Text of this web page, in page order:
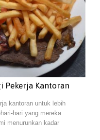
Pekerja Kantoran
kantoran untuk lebih
hari yang mereka
menurunkan kadar